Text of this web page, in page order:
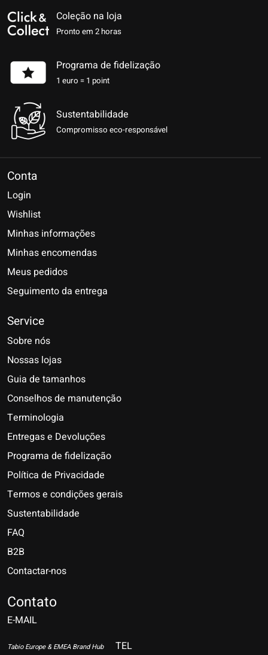
Coleção na loja
Pronto em 2 horas
Programa de fidelização
1 euro = 1 point
Sustentabilidade
Compromisso eco-responsável
Conta
Login
Wishlist
Minhas informações
Minhas encomendas
Meus pedidos
Seguimento da entrega
Service
Sobre nós
Nossas lojas
Guia de tamanhos
Conselhos de manutenção
Terminologia
Entregas e Devoluções
Programa de fidelização
Política de Privacidade
Termos e condições gerais
Sustentabilidade
FAQ
B2B
Contactar-nos
Contato
E-MAIL
Tabio Europe & EMEA Brand Hub
TEL